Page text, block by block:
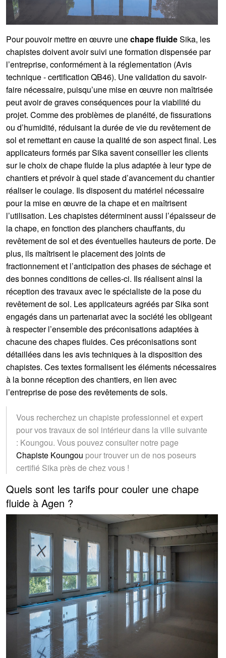
Pour pouvoir mettre en œuvre unechape fluideSika, les
chapistes doivent avoir suivi une formation dispensée par
l’entreprise, conformément à la réglementation (Avis
technique - certification QB46). Une validation du savoir-
faire nécessaire, puisqu’une mise en œuvre non maîtrisée
peut avoir de graves conséquences pour la viabilité du
projet. Comme des problèmes de planéité, de fissurations
ou d’humidité, réduisant la durée de vie du revêtement de
sol et remettant en cause la qualité de son aspect final. Les
applicateurs formés par Sika savent conseiller les clients
sur le choix de chape fluide la plus adaptée à leur type de
chantiers et prévoir à quel stade d’avancement du chantier
réaliser le coulage. Ils disposent du matériel nécessaire
pour la mise en œuvre de la chape et en maîtrisent
l’utilisation. Les chapistes déterminent aussi l’épaisseur de
la chape, en fonction des planchers chauffants, du
revêtement de sol et des éventuelles hauteurs de porte. De
plus, ils maîtrisent le placement des joints de
fractionnement et l’anticipation des phases de séchage et
des bonnes conditions de celles-ci. Ils réalisent ainsi la
réception des travaux avec le spécialiste de la pose du
revêtement de sol. Les applicateurs agréés par Sika sont
engagés dans un partenariat avec la société les obligeant
à respecter l’ensemble des préconisations adaptées à
chacune des chapes fluides. Ces préconisations sont
détaillées dans les avis techniques à la disposition des
chapistes. Ces textes formalisent les éléments nécessaires
à la bonne réception des chantiers, en lien avec
l’entreprise de pose des revêtements de sols.
Vous recherchez un chapiste professionnel et expert
pour vos travaux de sol intérieur dans la ville suivante
: Koungou. Vous pouvez consulter notre page
Chapiste Koungou pour trouver un de nos poseurs
certifié Sika près de chez vous !
Quels sont les tarifs pour couler une chape
fluide à Agen ?